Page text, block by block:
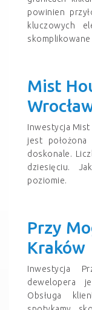
powinien
kluczowych
Mist
Inwestycja
jest
doskonale.
dziesięciu.
poziomie.
Przy
Kraków
Inwestycja
dewelopera
Obsługa